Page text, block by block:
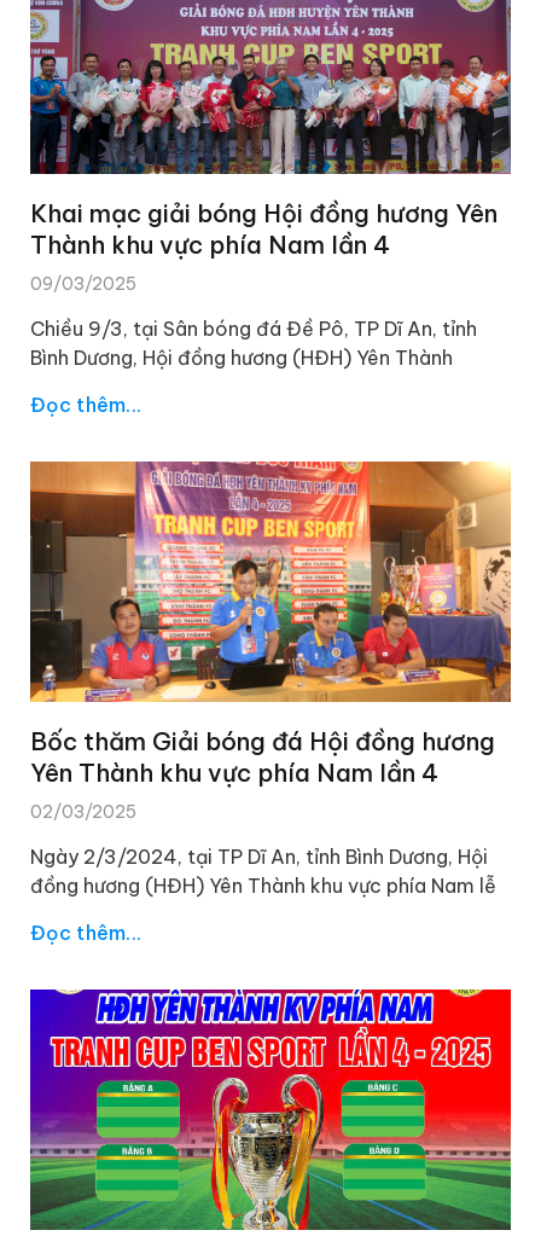
Khai mạc giải bóng Hội đồng hương Yên
Thành khu vực phía Nam lần 4
09/03/2025
Chiều 9/3, tại Sân bóng đá Đề Pô, TP Dĩ An, tỉnh
Bình Dương, Hội đồng hương (HĐH) Yên Thành
Đọc thêm...
Bốc thăm Giải bóng đá Hội đồng hương
Yên Thành khu vực phía Nam lần 4
02/03/2025
Ngày 2/3/2024, tại TP Dĩ An, tỉnh Bình Dương, Hội
đồng hương (HĐH) Yên Thành khu vực phía Nam lễ
Đọc thêm...